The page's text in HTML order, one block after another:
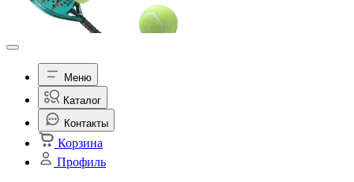
Меню
Каталог
Контакты
Корзина
Профиль